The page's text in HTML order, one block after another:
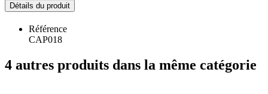
Détails du produit
Référence
CAP018
4 autres produits dans la même catégorie